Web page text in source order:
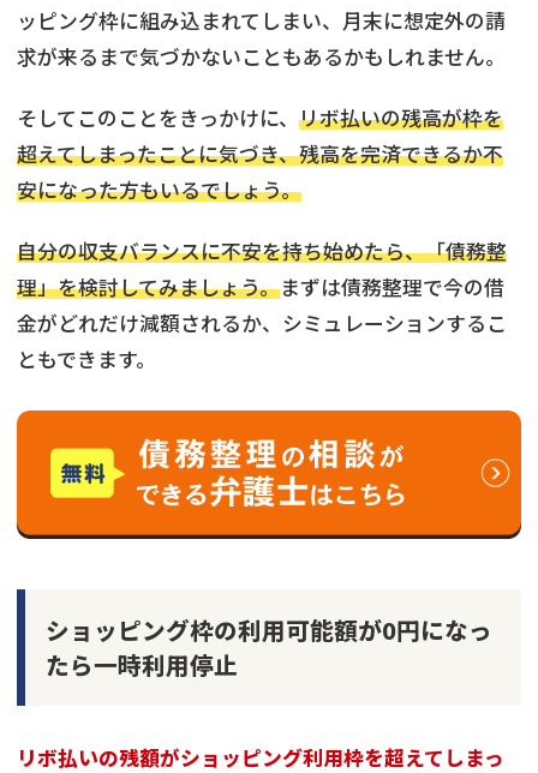
ッピング枠に組み込まれてしまい、月末に想定外の請
求が来るまで気づかないこともあるかもしれません。
そしてこのことをきっかけに、 リボ払いの残高が枠を
超えてしまったことに気づき、残高を完済できるか不
安になった方もいるでしょう。
自分の収支バランスに不安を持ち始めたら、「債務整
理」を検討してみましょう。まずは債務整理で今の借
金がどれだけ減額されるか、シミュレーションするこ
ともできます。
ショッピング枠の利用可能額が0円になっ
たら一時利用停止
リボ払いの残額がショッピング利用枠を超えてしまっ